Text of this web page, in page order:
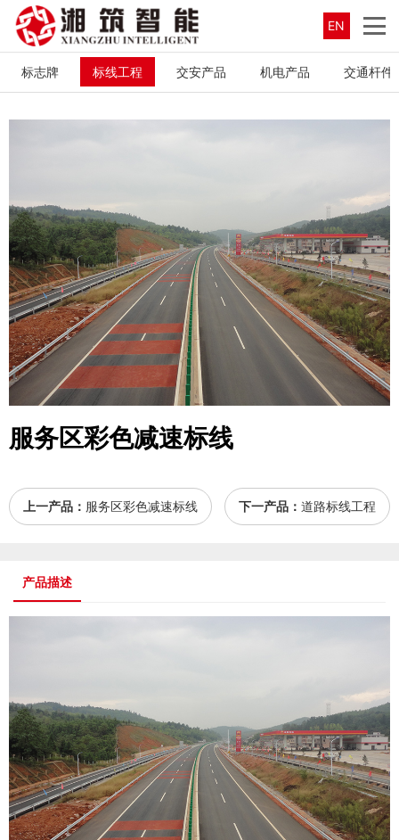
EN
标志牌 标线工程 交安产品 机电产品 交通杆件
服务区彩色减速标线
上一产品： 服务区彩色减速标线 下一产品： 道路标线工程
产品描述